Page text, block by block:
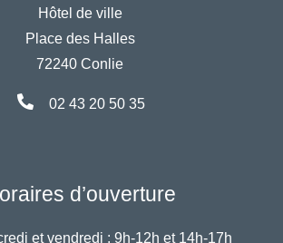
Hôtel de ville
Place des Halles
72240 Conlie
02 43 20 50 35
d’ouverture
et vendredi : 9h-12h et 14h-17h